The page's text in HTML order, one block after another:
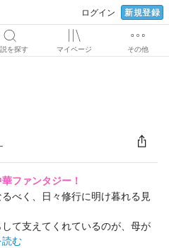
ログイン 新規登録
を探す マイページ その他
ファンタジー！
べく、日々修行に明け暮れる見
て支えてくれているのが、母が
む